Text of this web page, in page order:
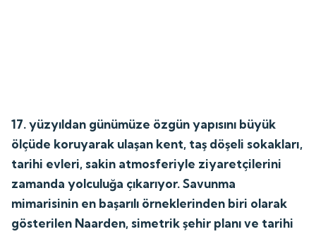
17. yüzyıldan günümüze özgün yapısını büyük
ölçüde koruyarak ulaşan kent, taş döşeli sokakları,
tarihi evleri, sakin atmosferiyle ziyaretçilerini
zamanda yolculuğa çıkarıyor. Savunma
mimarisinin en başarılı örneklerinden biri olarak
gösterilen Naarden, simetrik şehir planı ve tarihi